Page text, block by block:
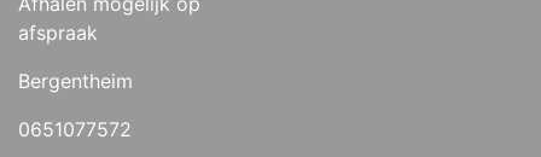
afspraak
Bergentheim
0651077572